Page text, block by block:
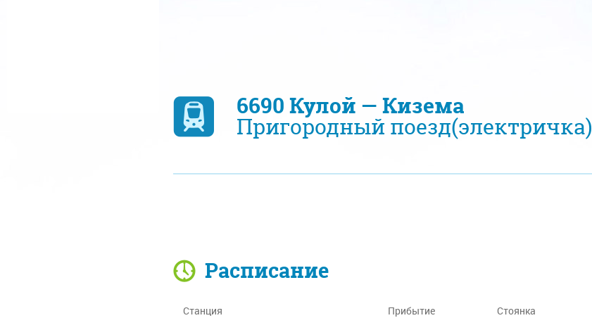
6690 Кулой — Кизема
Пригородный поезд(электричка)
Расписание
Станция Прибытие Стоянка